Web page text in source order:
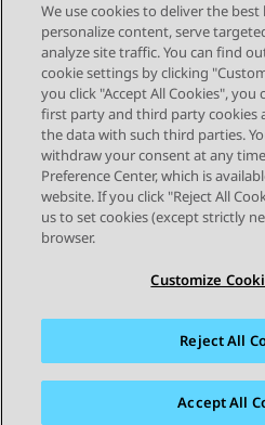
Send Feedback
Topic navigation
Vorig onderwerp
STAY CONNECTED
Siteoverzicht
Handelsmerken
We use cookies to deliver the
personalize content, serve
analyze site traffic. You can find
cookie settings by clicking
you click "Accept All Cookies",
first party and third party cookies
the data with such third parties.
withdraw your consent at any
Preference Center, which is
website. If you click "Reject All
us to set cookies (except strictly
browser.
Customize
Reject All
Accept All